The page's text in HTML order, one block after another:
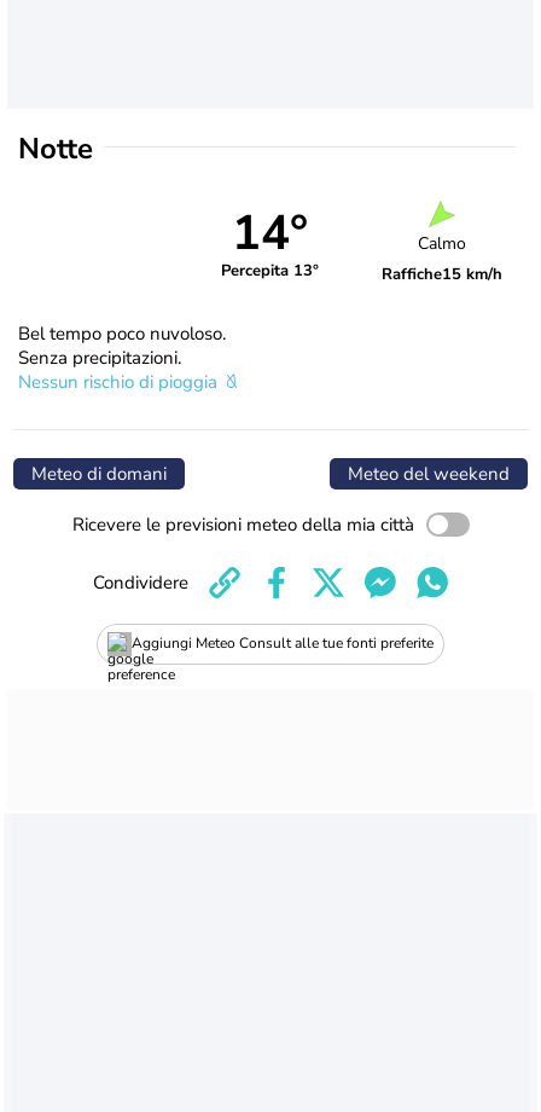
Notte
14°
Percepita 13°
Calmo
Raffiche15 km/h
Bel tempo poco nuvoloso.
Senza precipitazioni.
Nessun rischio di pioggia
Meteo di domani Meteo del weekend
Ricevere le previsioni meteo della mia città
Aggiungi Meteo Consult alle tue fonti preferite
Condividere